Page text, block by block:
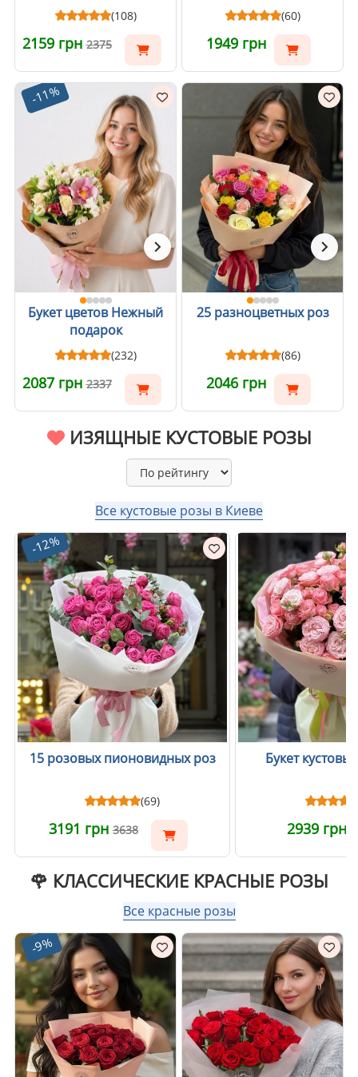
(108)
2159 грн2375
(60)
1949 грн
-11%
Букет цветов Нежный
подарок
(232)
2087 грн2337
25 разноцветных роз
(86)
2046 грн
ИЗЯЩНЫЕ КУСТОВЫЕ РОЗЫ
Все кустовые розы в Киеве
-12%
15 розовых пионовидных роз
(69)
3191 грн 3638
Букет
2939 грн
🌹 КЛАССИЧЕСКИЕ КРАСНЫЕ РОЗЫ
Все красные розы
-9%